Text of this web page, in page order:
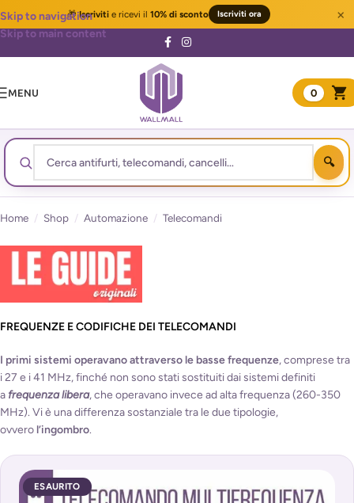
🎁Iscrivitie ricevi il 10% di sconto Iscriviti ora ×
Skip to navigation
Skip to main content
MENU 0
Home / Shop / Automazione / Telecomandi
FREQUENZE E CODIFICHE DEI TELECOMANDI
I primi sistemi operavano attraverso le basse frequenze, comprese tra
i 27 e i 41 MHz, finché non sono stati sostituiti dai sistemi definiti
a frequenza libera, che operavano invece ad alta frequenza (260-350
MHz). Vi è una differenza sostanziale tra le due tipologie,
ovvero l’ingombro.
ESAURITO